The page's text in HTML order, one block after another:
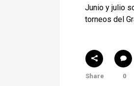
Junio y julio
torneos del
Share 0